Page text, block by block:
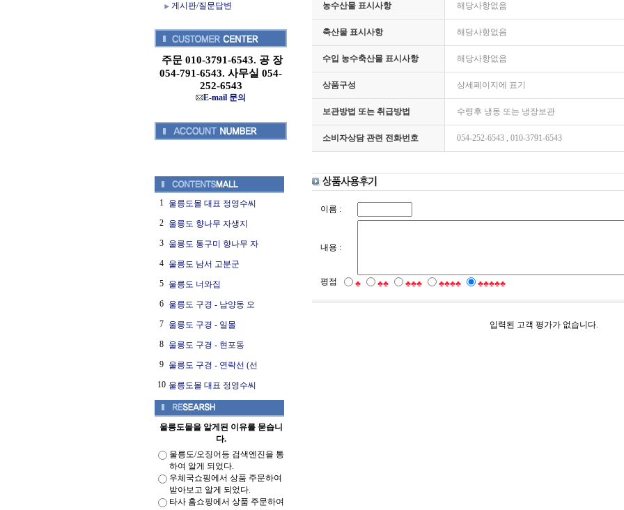
게시판/질문답변
주문 010-3791-6543. 공 장
054-791-6543. 사무실 054-
252-6543
E-mail 문의
1 울릉도몰 대표 정영수씨
2 울릉도 향나무 자생지
3 울릉도 통구미 향나무 자
4 울릉도 남서 고분군
5 울릉도 너와집
6 울릉도 구경 - 남양동 오
7 울릉도 구경 - 일몰
8 울릉도 구경 - 현포동
9 울릉도 구경 - 연락선 (선
10 울릉도몰 대표 정영수씨
울릉도몰을 알게된 이유를 묻습니
다.
울릉도/오징어등 검색엔진을 통
하여 알게 되었다.
우체국쇼핑에서 상품 주문하여
받아보고 알게 되었다.
타사 홈쇼핑에서 상품 주문하여
농수산물 표시사항 해당사항없음
축산물 표시사항 해당사항없음
수입 농수축산물 표시사항 해당사항없음
상품구성 상세페이지에 표기
보관방법 또는 취급방법 수령후 냉동 또는 냉장보관
소비자상담 관련 전화번호 054-252-6543 , 010-3791-6543
이름 :
내용 :
평점 ♣ ♣♣ ♣♣♣ ♣♣♣♣ ♣♣♣♣♣
입력된 고객 평가가 없습니다.